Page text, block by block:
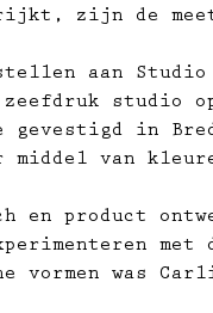
rijkt, zijn de
aan
studio
gevestigd in
middel van
en product
met
vormen was